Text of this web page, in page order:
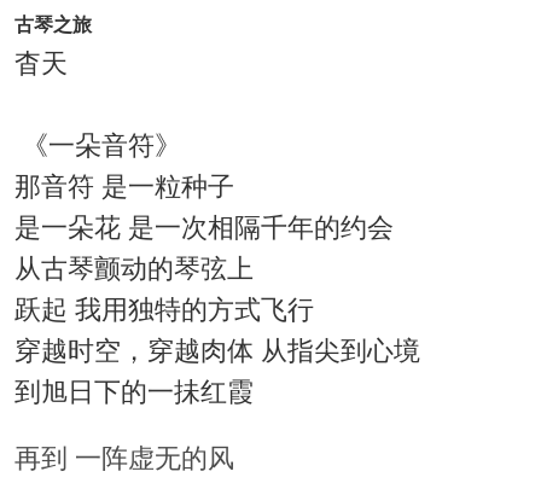
古琴之旅
杳天
《一朵音符》
那音符 是一粒种子
是一朵花 是一次相隔千年的约会
从古琴颤动的琴弦上
跃起 我用独特的方式飞行
穿越时空，穿越肉体 从指尖到心境
到旭日下的一抺红霞
再到 一阵虚无的风